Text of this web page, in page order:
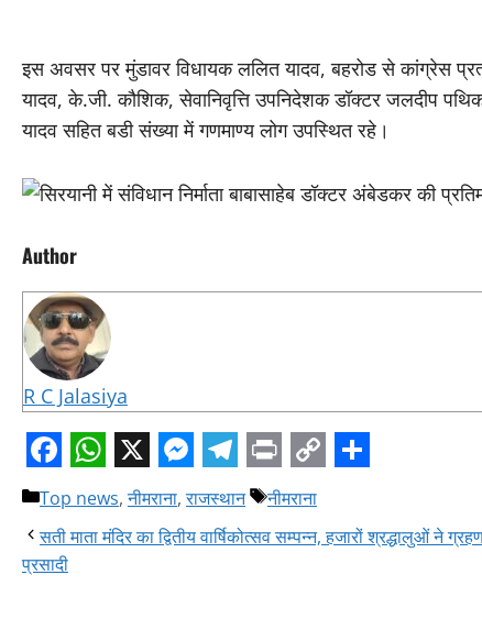
इस अवसर पर मुंडावर विधायक ललित यादव, बहरोड से कांग्रेस
यादव, के.जी. कौशिक, सेवानिवृत्ति उपनिदेशक डॉक्टर जलदीप
यादव सहित बडी संख्या में गणमाण्य लोग उपस्थित रहे।
Author
R C Jalasiya
Facebook
WhatsApp
X Messenger
Telegram
PrintCopy
Link
Categories
Top news,नीमराना,राजस्थान Tags
नीमराना
सती माता मंदिर का द्वितीय वार्षिकोत्सव सम्पन्न, हजारों श्रद्धालुओं ने
प्रसादी